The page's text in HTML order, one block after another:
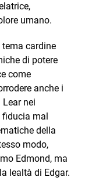
umano.
cardine
di potere
come
anche i
nei
mal
della
modo,
Edmond, ma
lealtà di Edgar.